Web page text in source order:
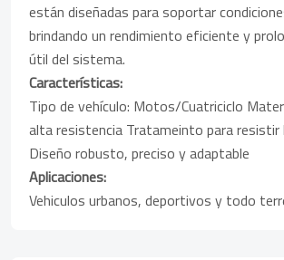
están diseñadas para soportar
brindando un rendimiento eficiente y
útil del sistema.
Características:
Tipo de vehículo: Motos/Cuatriciclo
alta resistencia Tratameinto para resistir
Diseño robusto, preciso y adaptable
Aplicaciones:
Vehiculos urbanos, deportivos y todo